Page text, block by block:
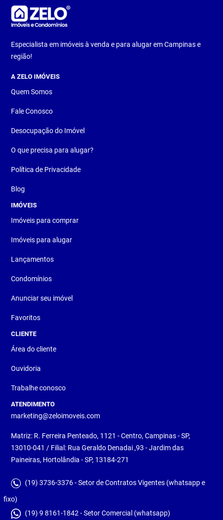
Especialista em imóveis à venda e para alugar em Campinas e
região!
A ZELO IMÓVEIS
Quem Somos
Fale Conosco
Desocupação do Imóvel
O que precisa para alugar?
Política de Privacidade
Blog
IMÓVEIS
Imóveis para comprar
Imóveis para alugar
Lançamentos
Condomínios
Anunciar seu imóvel
Favoritos
CLIENTE
Área do cliente
Ouvidoria
Trabalhe conosco
ATENDIMENTO
marketing@zeloimoveis.com
Matriz: R. Ferreira Penteado, 1121 - Centro, Campinas - SP,
13010-041 / Filial: Rua Geraldo Denadai ,93 - Jardim das
Paineiras, Hortolândia - SP, 13184-271
(19) 3736-3376 - Setor de Contratos Vigentes (whatsapp e
fixo)
(19) 9 8161-1842 - Setor Comercial (whatsapp)